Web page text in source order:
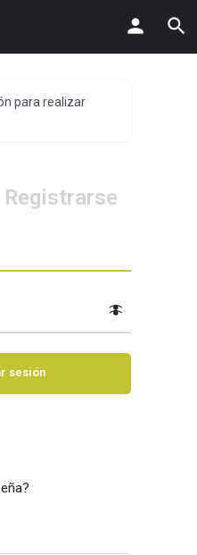
para realizar
Registrarse
sesión